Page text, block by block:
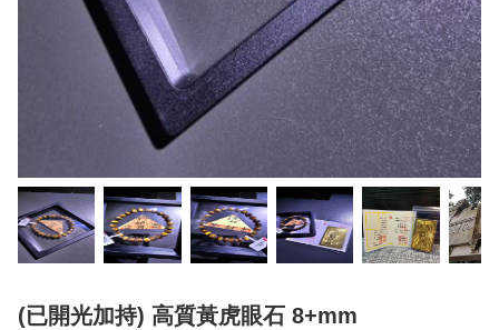
(已開光加持) 高質黃虎眼石 8+mm